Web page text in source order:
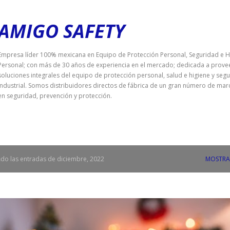
SAFETY
líder 100% mexicana en Equipo de Protección Personal, Seguridad e
con más de 30 años de experiencia en el mercado; dedicada a
integrales del equipo de protección personal, salud e higiene y
Somos distribuidores directos de fábrica de un gran número de
seguridad, prevención y protección.
las entradas de diciembre, 2022